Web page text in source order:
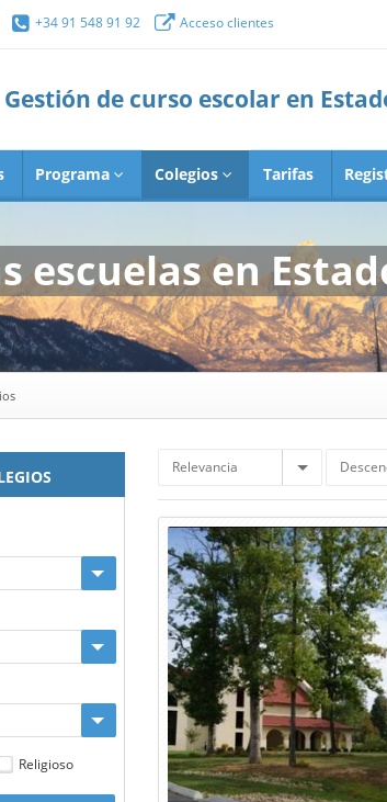
+34 91 548 91 92 Acceso clientes
Gestión de curso escolar en
Programa Colegios Tarifas
escuelas en
Relevancia
Religioso